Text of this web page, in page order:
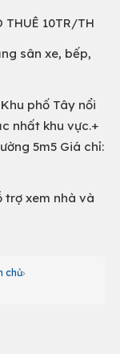
THUÊ 10TR/TH
sân xe, bếp,
phố Tây nổi
nhất khu vực.+
5m5 Giá chỉ:
trợ xem nhà và
chủ